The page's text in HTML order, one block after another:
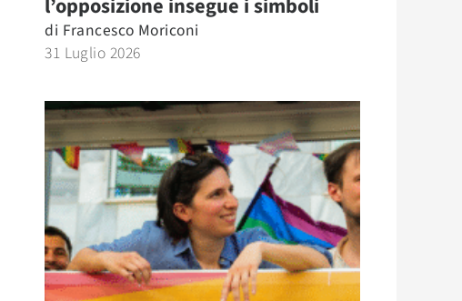
l’opposizione insegue i simboli
di Francesco Moriconi
31 Luglio 2026